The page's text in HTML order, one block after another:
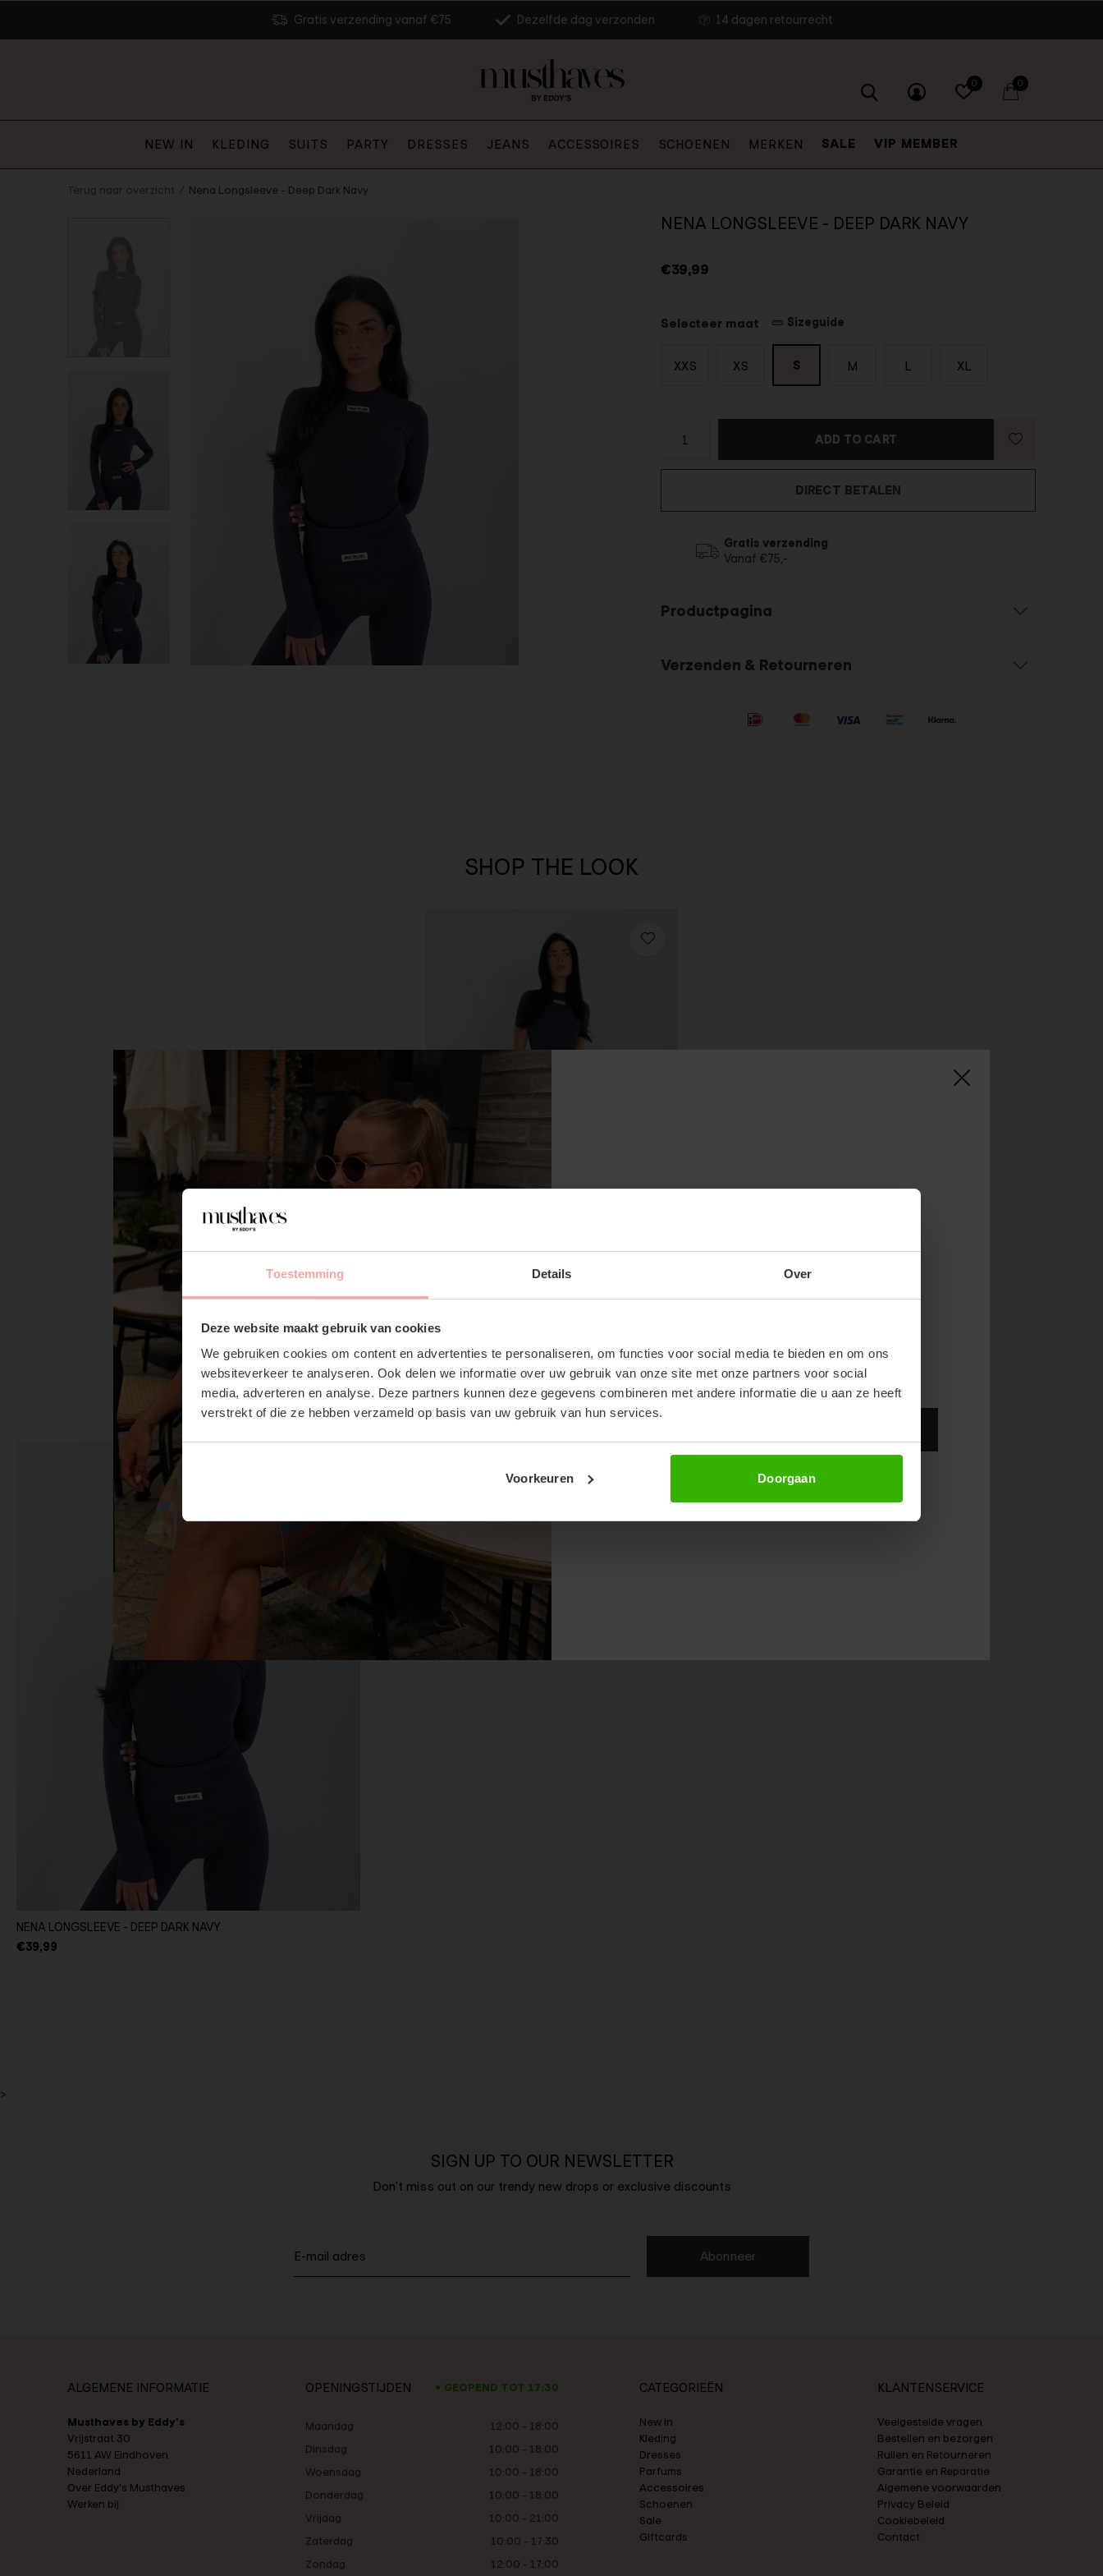
Toestemming Details Over
Deze website maakt gebruik van cookies
We gebruiken cookies om content en advertenties te personaliseren, om functies voor social media te bieden en om ons
websiteverkeer te analyseren. Ook delen we informatie over uw gebruik van onze site met onze partners voor social
media, adverteren en analyse. Deze partners kunnen deze gegevens combineren met andere informatie die u aan ze heeft
verstrekt of die ze hebben verzameld op basis van uw gebruik van hun services.
Voorkeuren Doorgaan
SUBSCRIBE NOW & GET 10%
NEW IN KLEDING SUITS PARTY DRESSES JEANS ACCESSOIRES SCHOENEN MERKEN SALE VIP MEMBER
0 0
Gratis verzending vanaf €75 Dezelfde dag verzonden 14 dagen retourrecht
Terug naar overzicht Nena Longsleeve - Deep Dark Navy
NENA LONGSLEEVE - DEEP DARK NAVY
€39,99
Selecteer maat Sizeguide
XXS XS S M L XL
ADD TO CART
DIRECT BETALEN
Gratis verzending
Vanaf €75,-
Productpagina
Verzenden & Retourneren
SHOP THE LOOK
NENA PANTS - DEEP DARK NAVY
RECENTE ARTIKELEN
NENA LONGSLEEVE - DEEP DARK NAVY
€39,99
>
SIGN UP TO OUR NEWSLETTER
Don't miss out on our trendy new drops or exclusive discounts
Abonneer
ALGEMENE INFORMATIE
Musthaves by Eddy's
Vrijstraat 30
5611 AW Eindhoven
Nederland
Over Eddy's Musthaves
Werken bij
OPENINGSTIJDEN GEOPEND TOT 17:30
Maandag
12:00 - 18:00
Dinsdag
10:00 - 18:00
Woensdag
10:00 - 18:00
Donderdag
10:00 - 18:00
Vrijdag
10:00 - 21:00
Zaterdag
10:00 - 17:30
Zondag
12:00 - 17:00
CATEGORIEËN
New in
Kleding
Dresses
Parfums
Accessoires
Schoenen
Sale
Giftcards
KLANTENSERVICE
Veelgestelde vragen
Bestellen en bezorgen
Ruilen en Retourneren
Garantie en Reparatie
Algemene voorwaarden
Privacy Beleid
Cookiebeleid
Contact